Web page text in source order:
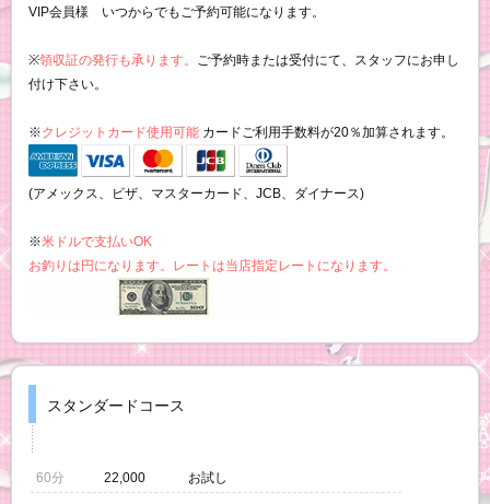
VIP会員様 いつからでもご予約可能になります。
※領収証の発行も承ります。 ご予約時または受付にて、スタッフにお申し
付け下さい。
※クレジットカード使用可能 カードご利用手数料が20％加算されます。
(アメックス、ビザ、マスターカード、JCB、ダイナース)
※米ドルで支払いOK
お釣りは円になります。レートは当店指定レートになります。
スタンダードコース
60分 22,000 お試し